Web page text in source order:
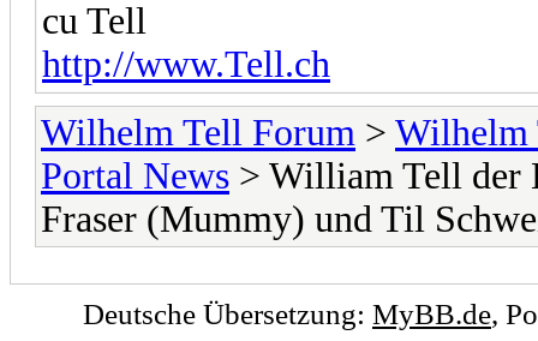
cu Tell
http://www.Tell.ch
Wilhelm Tell Forum > Wilhelm
Portal News > William Tell der
Fraser (Mummy) und Til
Deutsche Übersetzung: MyBB.de,